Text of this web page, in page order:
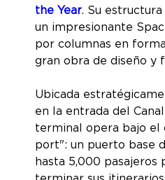
the Year. Su estructura
un impresionante
por columnas en
gran obra de diseño y
Ubicada
en la entrada del
terminal opera bajo el
port": un puerto base
hasta 5,000 pasajeros